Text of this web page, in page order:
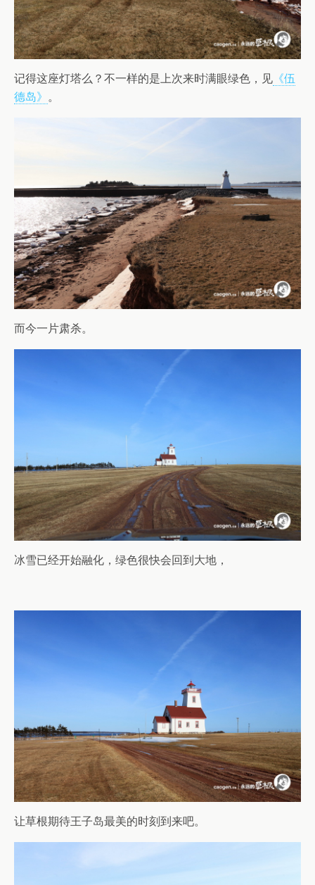
记得这座灯塔么？不一样的是上次来时满眼绿色，见 《伍
德岛》 。
而今一片肃杀。
冰雪已经开始融化，绿色很快会回到大地，
让草根期待王子岛最美的时刻到来吧。